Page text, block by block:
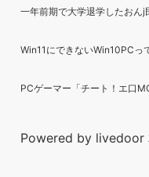
一年前期で大学退学したおんj
Win11にできないWin10PCっ
PCゲーマー「チート！エ口
Powered by livedoor